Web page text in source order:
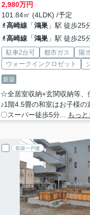
2,980万円
101.84㎡ (4LDK) /予定
高崎線「鴻巣」駅 徒歩25
高崎線「鴻巣」駅 徒歩25
駐車2台可 都市ガス 陽
ウォークインクロゼット
新築
☆全居室収納+玄関収納等
♪1階4.5畳の和室はお子様の
〇スーパー徒歩5分...
もっと
新築一戸建